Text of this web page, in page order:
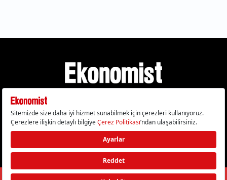
Gizlilik Politikası Çerez Politikası Çerezleri Sıfırla
KVKK Metni Künye İletişim